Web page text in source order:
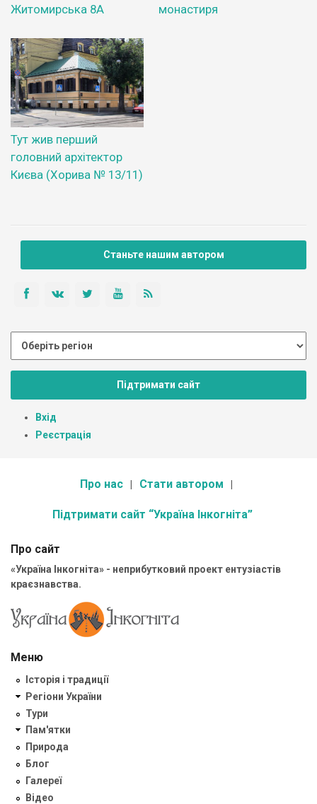
Житомирська 8А
монастиря
Тут жив перший
головний архітектор
Києва (Хорива № 13/11)
Станьте нашим автором
Підтримати сайт
Вхід
Реєстрація
Про нас Стати автором
Підтримати сайт “Україна Інкогніта”
Про сайт
«Україна Інкогніта» - неприбутковий проект ентузіастів
краєзнавства.
Меню
Історія і традиції
Регіони України
Тури
Пам'ятки
Природа
Блог
Галереї
Відео